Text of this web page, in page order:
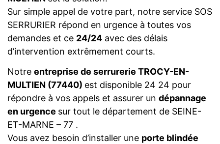
Sur simple appel de votre part, notre service SOS
SERRURIER répond en urgence à toutes vos
demandes et ce 24/24 avec des délais
d’intervention extrêmement courts.
Notre entreprise de serrurerie TROCY-EN-
MULTIEN (77440) est disponible 24 24 pour
répondre à vos appels et assurer un dépannage
en urgence sur tout le département de SEINE-
ET-MARNE – 77 .
Vous avez besoin d’installer une porte blindée